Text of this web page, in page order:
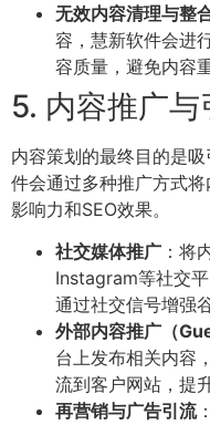
无效内容清理与整
容，慧新软件会进
容质量，避免内容
5. 内容推广与
内容策划的最终目的是
件会通过多种推广方式
影响力和SEO效果。
社交媒体推广 ：将
Instagram等社交
通过社交信号增强
外部内容推广（
台上发布相关内容
流到客户网站，提
再营销与广告引流